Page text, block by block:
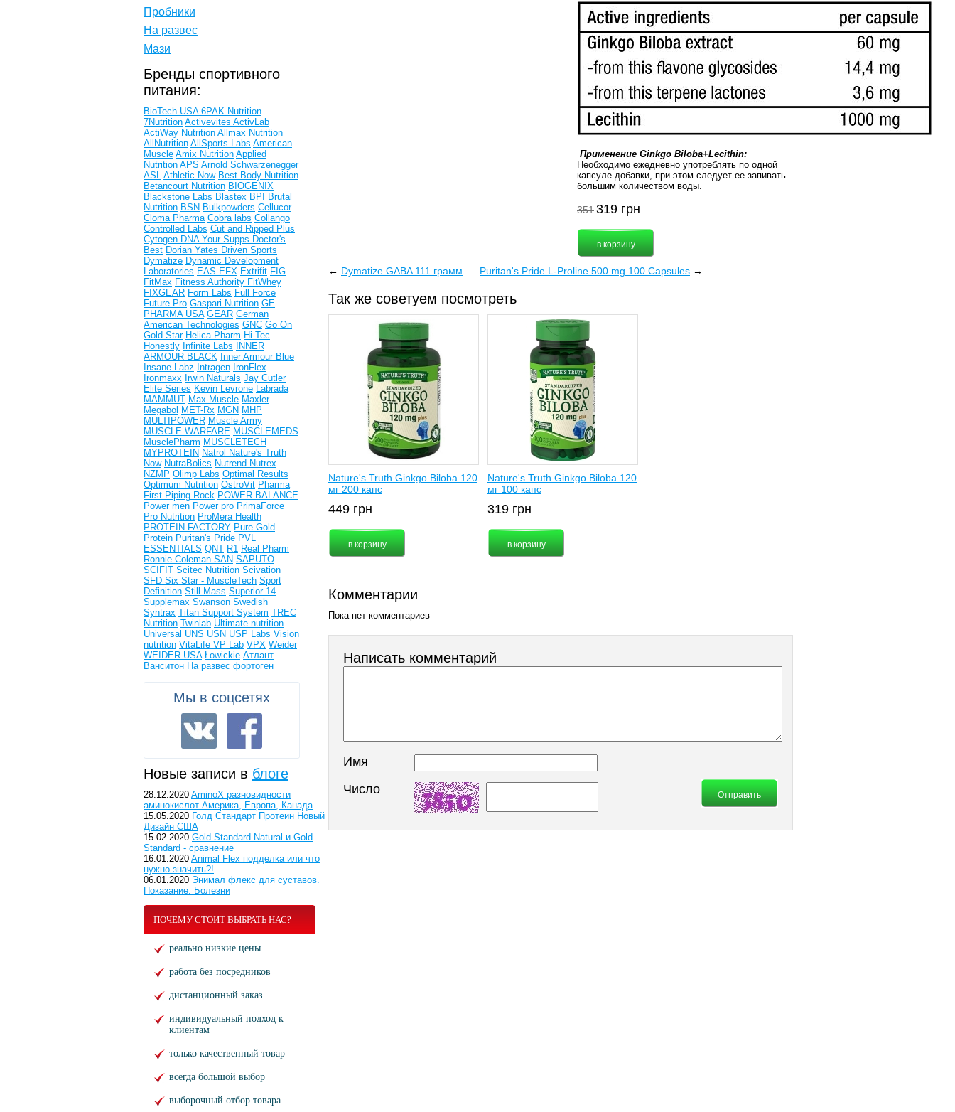
Применение Ginkgo Biloba+Lecithin:
Необходимо ежедневно употреблять по одной
капсуле добавки, при этом следует ее запивать
большим количеством воды.
351319 грн
← Dymatize GABA 111 грамм Puritan's Pride L-Proline 500 mg 100 Capsules →
Так же советуем посмотреть
Nature's Truth Ginkgo Biloba 120
мг 200 капс
449 грн
Nature's Truth Ginkgo Biloba 120
мг 100 капс
319 грн
Комментарии
Пока нет комментариев
Написать комментарий
Имя
Число
Пробники
На развес
Мази
Бренды спортивного
питания:
BioTech USA 6PAK Nutrition
7Nutrition Activevites ActivLab
ActiWay Nutrition Allmax Nutrition
AllNutrition AllSports Labs American
Muscle Amix Nutrition Applied
Nutrition APS Arnold Schwarzenegger
ASL Athletic Now Best Body Nutrition
Betancourt Nutrition BIOGENIX
Blackstone Labs Blastex BPI
Brutal
Nutrition BSN Bulkpowders Cellucor
Cloma Pharma Cobra labs Collango
Controlled Labs Cut and Ripped Plus
Cytogen DNA Your Supps Doctor's
Best Dorian Yates Driven Sports
Dymatize Dynamic Development
Laboratories EAS EFX Extrifit FIG
FitMax Fitness Authority FitWhey
FIXGEAR Form Labs Full Force
Future Pro Gaspari Nutrition GE
PHARMA USA GEAR German
American Technologies GNC Go On
Gold Star Helica Pharm Hi-Tec
Honestly Infinite Labs
INNER
ARMOUR BLACK Inner Armour Blue
Insane Labz Intragen IronFlex
Ironmaxx Irwin Naturals Jay Cutler
Elite Series Kevin Levrone Labrada
MAMMUT Max Muscle Maxler
Megabol MET-Rx MGN MHP
MULTIPOWER Muscle Army
MUSCLE WARFARE MUSCLEMEDS
MusclePharm MUSCLETECH
MYPROTEIN Natrol Nature's Truth
Now NutraBolics Nutrend Nutrex
NZMP Olimp Labs Optimal Results
Optimum Nutrition OstroVit Pharma
First Piping Rock POWER BALANCE
Power men Power pro PrimaForce
Pro Nutrition ProMera Health
PROTEIN FACTORY Pure Gold
Protein Puritan's Pride PVL
ESSENTIALS QNT R1 Real Pharm
Ronnie Coleman SAN SAPUTO
SCIFIT Scitec Nutrition Scivation
SFD Six Star - MuscleTech Sport
Definition Still Mass Superior 14
Supplemax Swanson Swedish
Syntrax Titan Support System TREC
Nutrition Twinlab Ultimate nutrition
Universal UNS USN USP Labs Vision
nutrition VitaLife VP Lab VPX Weider
WEIDER USA Łowickie Атлант
Ванситон На развес фортоген
Мы в соцсетях
Новые записи в блоге
28.12.2020 AminoX разновидности
аминокислот Америка, Европа, Канада
15.05.2020 Голд Стандарт Протеин Новый
Дизайн США
15.02.2020 Gold Standard Natural и Gold
Standard - сравнение
16.01.2020 Animal Flex подделка или что
нужно значить?!
06.01.2020 Энимал флекс для суставов.
Показание. Болезни
ПОЧЕМУ СТОИТ ВЫБРАТЬ НАС?
реально низкие цены
работа без посредников
дистанционный заказ
индивидуальный подход к
клиентам
только качественный товар
всегда большой выбор
выборочный отбор товара